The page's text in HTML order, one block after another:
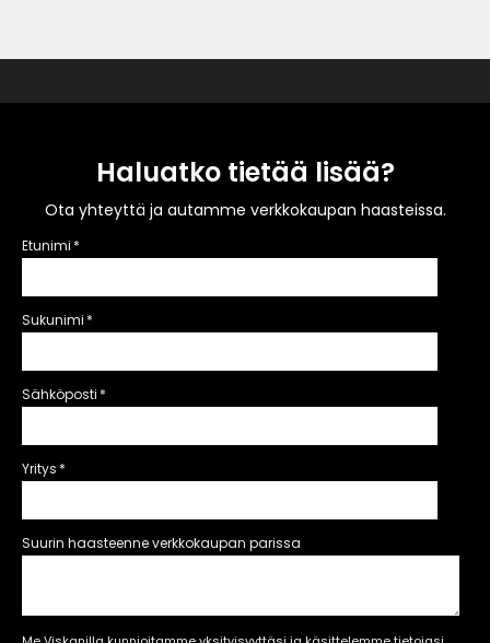
Haluatko tietää lisää?
Ota yhteyttä ja autamme verkkokaupan haasteissa.
Etunimi *
Sukunimi *
Sähköposti *
Yritys *
Suurin haasteenne verkkokaupan parissa